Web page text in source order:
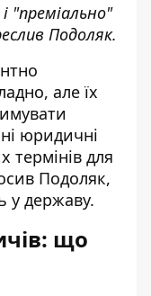
"преміально"
Подоляк.
але їх
юридичні
термінів для
Подоляк,
у державу.
що